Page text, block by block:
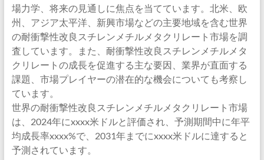
場力学、将来の見通しに焦点を当てています。北米、欧
州、アジア太平洋、新興市場などの主要地域を含む世界
の耐衝撃性改良スチレンメチルメタクリレート市場を調
査しています。また、耐衝撃性改良スチレンメチルメタ
クリレートの成長を促進する主な要因、業界が直面する
課題、市場プレイヤーの潜在的な機会についても考察し
ています。
世界の耐衝撃性改良スチレンメチルメタクリレート市場
は、2024年にxxxx米ドルと評価され、予測期間中に年平
均成長率xxxx%で、2031年までにxxxx米ドルに達すると
予測されています。